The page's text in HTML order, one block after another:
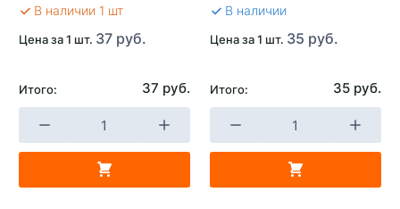
В наличии 1 шт
Цена за 1 шт. 37 руб.
Итого: 37 руб.
В наличии
Цена за 1 шт. 35 руб.
Итого: 35 руб.